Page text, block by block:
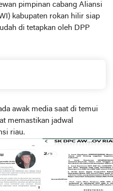
pimpinan cabang Aliansi
kabupaten rokan hilir siap
di tetapkan oleh DPP
awak media saat di temui
memastikan jadwal
riau.